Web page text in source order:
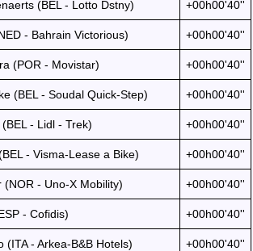
(BEL - Lotto Dstny) +00h00'40''
- Bahrain Victorious) +00h00'40''
(POR - Movistar) +00h00'40''
(BEL - Soudal Quick-Step) +00h00'40''
- Lidl - Trek) +00h00'40''
- Visma-Lease a Bike) +00h00'40''
(NOR - Uno-X Mobility) +00h00'40''
- Cofidis) +00h00'40''
(ITA - Arkea-B&B Hotels) +00h00'40''